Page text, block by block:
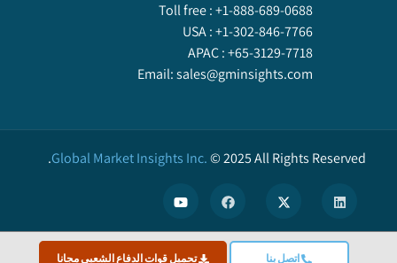
اتصل بنا تحميل قوات الدفاع الشعبي مجانا
Toll free :+1-888-689-0688
USA :+1-302-846-7766
APAC :+65-3129-7718
Email:sales@gminsights.com
Global Market Insights Inc.©2025All Rights Reserved.